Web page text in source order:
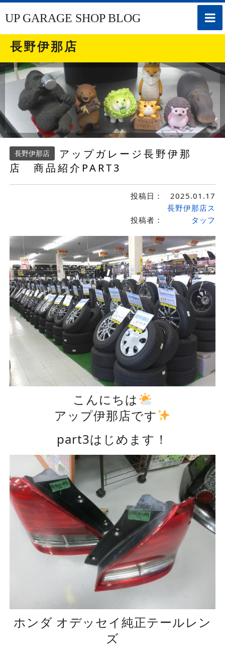
toggle
UP GARAGE SHOP BLOG
長野伊那店
長野伊那店
アップガレージ長野伊那
店 商品紹介PART3
投稿日： 2025.01.17
投稿者：
長野伊那店ス
タッフ
こんにちは
アップ伊那店です
part3はじめます！
ホンダ オデッセイ純正テールレン
ズ